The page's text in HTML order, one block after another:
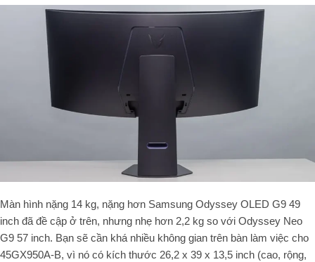
Màn hình nặng 14 kg, nặng hơn Samsung Odyssey OLED G9 49
inch đã đề cập ở trên, nhưng nhẹ hơn 2,2 kg so với Odyssey Neo
G9 57 inch. Bạn sẽ cần khá nhiều không gian trên bàn làm việc cho
45GX950A-B, vì nó có kích thước 26,2 x 39 x 13,5 inch (cao, rộng,